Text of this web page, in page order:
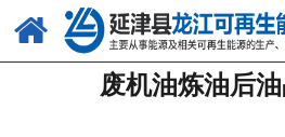
废机油炼油后